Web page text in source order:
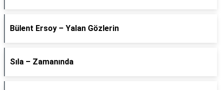
Bülent Ersoy – Yalan Gözlerin
Sıla – Zamanında